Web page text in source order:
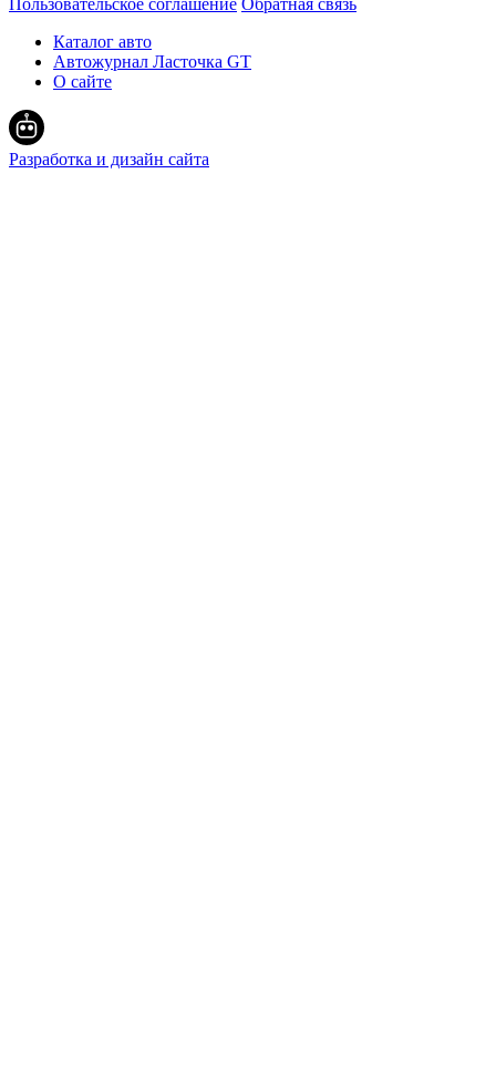
Пользовательское соглашение Обратная связь
Каталог авто
Автожурнал Ласточка GT
О сайте
Разработка и дизайн сайта